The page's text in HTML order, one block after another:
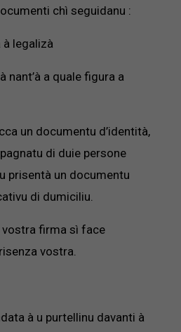
chì seguidanu :
legalizà
nant’à a quale figura a
un documentu d’identità,
di duie persone
prisentà un documentu
di dumiciliu.
vostra firma sì face
vostra.
à u purtellinu davanti à